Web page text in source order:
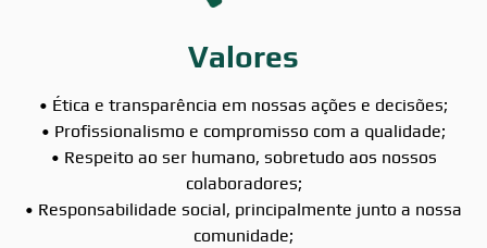
Valores
• Ética e transparência em nossas ações e decisões;
• Profissionalismo e compromisso com a qualidade;
• Respeito ao ser humano, sobretudo aos nossos
colaboradores;
• Responsabilidade social, principalmente junto a nossa
comunidade;